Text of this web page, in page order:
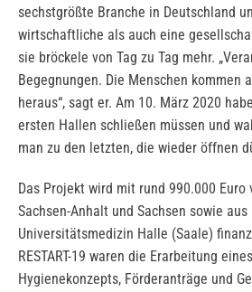
sechstgrößte Branche in Deutschland
wirtschaftliche als auch eine
sie bröckele von Tag zu Tag mehr.
Begegnungen. Die Menschen kommen
heraus“, sagt er. Am 10. März 2020
ersten Hallen schließen müssen und
man zu den letzten, die wieder öffnen
Das Projekt wird mit rund 990.000 Euro
Sachsen-Anhalt und Sachsen sowie
Universitätsmedizin Halle (Saale)
RESTART-19 waren die Erarbeitung
Hygienekonzepts, Förderanträge und